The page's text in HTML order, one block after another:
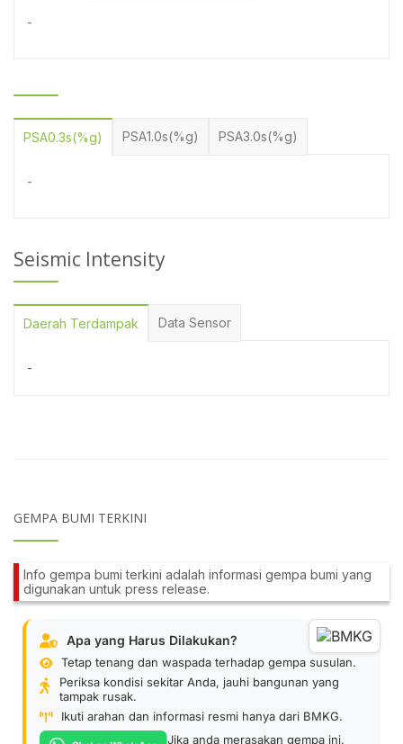
-
PSA0.3s(%g) PSA1.0s(%g) PSA3.0s(%g)
-
Seismic Intensity
Daerah Terdampak Data Sensor
-
GEMPA BUMI TERKINI
Info gempa bumi terkini adalah informasi gempa bumi yang
digunakan untuk press release.